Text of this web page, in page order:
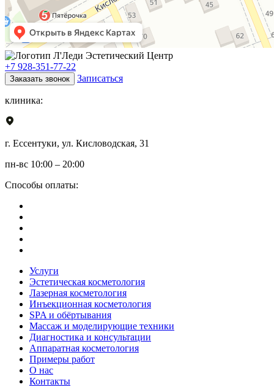
+7 928-351-77-22
Заказать звонок Записаться
клиника:
г. Ессентуки, ул. Кисловодская, 31
пн-вс 10:00 – 20:00
Способы оплаты:
Услуги
Эстетическая косметология
Лазерная косметология
Инъекционная косметология
SPA и обёртывания
Массаж и моделирующие техники
Диагностика и консультации
Аппаратная косметология
Примеры работ
О нас
Контакты